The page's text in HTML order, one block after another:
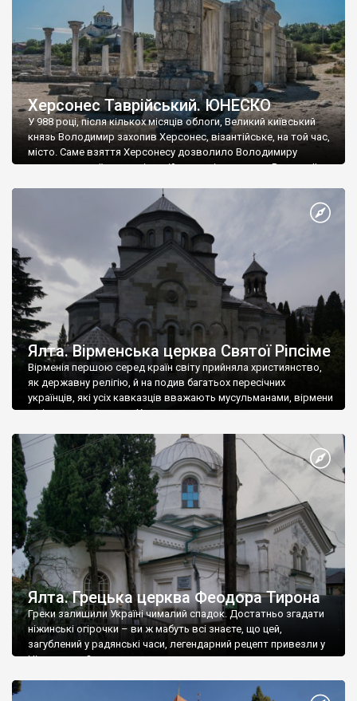
Херсонес Таврійський. ЮНЕСКО
У 988 році, після кількох місяців облоги, Великий київський
князь Володимир захопив Херсонес, візантійське, на той час,
місто. Саме взяття Херсонесу дозволило Володимиру
диктувати свої умови візантійському імператору Василю ІІ, та
Херсонесі Володимир-язичник, став Василем-християнином.
А потім було Хрещення Русі. На честь Херсонесу Таврійського
Ялта. Вірменська церква Святої Ріпсіме
Вірменія першою серед країн світу прийняла християнство,
як державну релігію, й на подив багатьох пересічних
українців, які усіх кавказців вважають мусульманами, вірмени
є відданими вірянами Христа
Ялта. Грецька церква Феодора Тирона
Греки залишили Україні чималий спадок. Достатньо згадати
ніжинські огірочки – ви ж мабуть всі знаєте, що цей,
загублений у радянські часи, легендарний рецепт привезли у
Ніжин греки?